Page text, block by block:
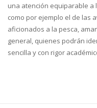
una atención equiparable a
como por ejemplo el de las
aficionados a la pesca,
general, quienes podrán
sencilla y con rigor